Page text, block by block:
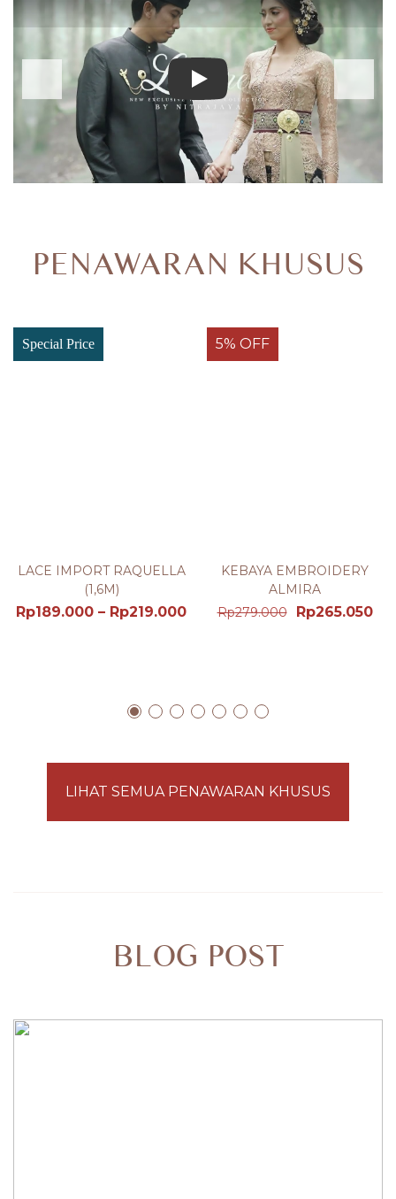
Play
PENAWARAN KHUSUS
Special Price
LACE IMPORT RAQUELLA
(1,6M)
Rp189.000 – Rp219.000
5% OFF
KEBAYA EMBROIDERY
ALMIRA
Rp279.000 Rp265.050
LIHAT SEMUA PENAWARAN KHUSUS
BLOG POST